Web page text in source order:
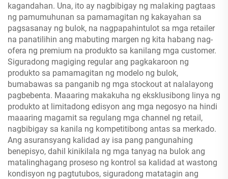
kagandahan. Una, ito ay nagbibigay ng malaking pagtaas
ng pamumuhunan sa pamamagitan ng kakayahan sa
pagsasanay ng bulok, na nagpapahintulot sa mga retailer
na panatilihin ang mabuting margen ng kita habang nag-
ofera ng premium na produkto sa kanilang mga customer.
Siguradong magiging regular ang pagkakaroon ng
produkto sa pamamagitan ng modelo ng bulok,
bumabawas sa panganib ng mga stockout at nalalayong
pagbebenta. Maaaring makakuha ng eksklusibong linya ng
produkto at limitadong edisyon ang mga negosyo na hindi
maaaring magamit sa regulang mga channel ng retail,
nagbibigay sa kanila ng kompetitibong antas sa merkado.
Ang asuransyang kalidad ay isa pang pangunahing
benepisyo, dahil kinikilala ng mga tanyag na bulok ang
matalinghagang proseso ng kontrol sa kalidad at wastong
kondisyon ng pagtutubos, siguradong matatagin ang